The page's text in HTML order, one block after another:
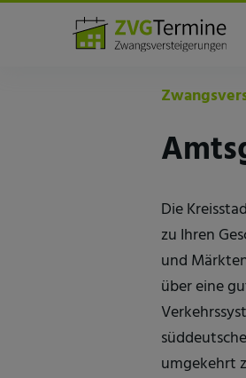
Die
zu Ihren
und
über eine
umgekehrt